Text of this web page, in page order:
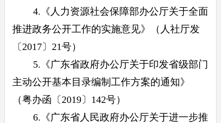
4.《人力资源社会保障部办公厅关于全面
推进政务公开工作的实施意见》（人社厅发
〔2017〕21号）
5.《广东省政府办公厅关于印发省级部门
主动公开基本目录编制工作方案的通知》
（粤办函〔2019〕142号）
6.《广东省人民政府办公厅关于进一步推